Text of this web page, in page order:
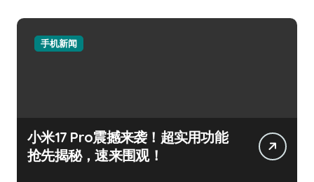
手机新闻
小米17 Pro震撼来袭！超实用功能
抢先揭秘，速来围观！